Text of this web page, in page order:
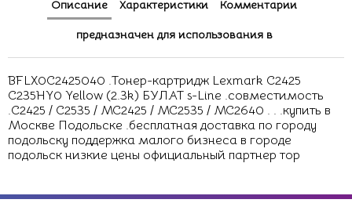
Описание Характеристики Комментарии
предназначен для использования в
BFLX0C2425040 .Тонер-картридж Lexmark C2425
C235HY0 Yellow (2.3k) БУЛАТ s-Line .совместимость
.C2425 / C2535 / MC2425 / MC2535 / MC2640 . . .купить в
Москве Подольске .бесплатная доставка по городу
подольску поддержка малого бизнеса в городе
подольск низкие цены официальный партнер тор